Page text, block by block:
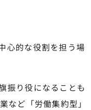
心的な役割を担う場
振り役になることも
など「労働集約型」